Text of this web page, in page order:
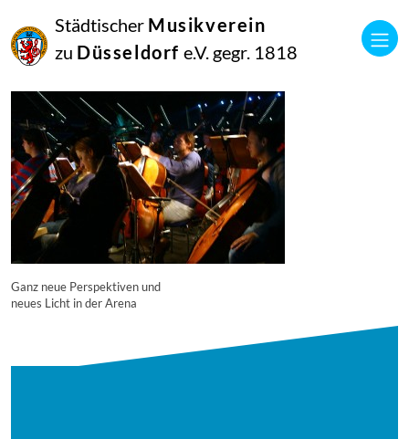
Städtischer Musikverein
zu Düsseldorf e.V. gegr. 1818
September
2014
Manfred Hill
Ganz neue Perspektiven und
neues Licht in der Arena